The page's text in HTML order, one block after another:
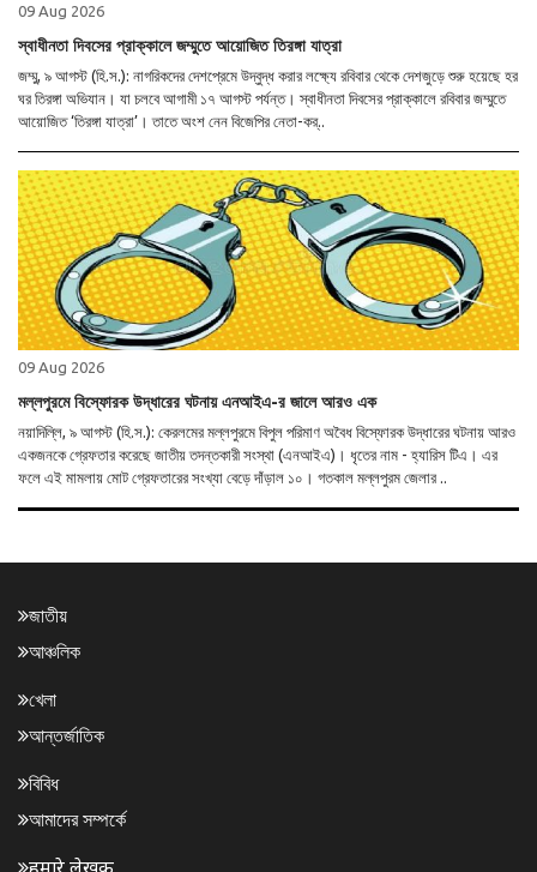
09 Aug 2026
স্বাধীনতা দিবসের প্রাক্কালে জম্মুতে আয়োজিত তিরঙ্গা যাত্রা
জম্মু, ৯ আগস্ট (হি.স.): নাগরিকদের দেশপ্রেমে উদ্বুদ্ধ করার লক্ষ্যে রবিবার থেকে দেশজুড়ে শুরু হয়েছে হর
ঘর তিরঙ্গা অভিযান। যা চলবে আগামী ১৭ আগস্ট পর্যন্ত। স্বাধীনতা দিবসের প্রাক্কালে রবিবার জম্মুতে
আয়োজিত ‘তিরঙ্গা যাত্রা’। তাতে অংশ নেন বিজেপির নেতা-কর্..
09 Aug 2026
মল্লপুরমে বিস্ফোরক উদ্ধারের ঘটনায় এনআইএ-র জালে আরও এক
নয়াদিল্লি, ৯ আগস্ট (হি.স.): কেরলমের মল্লপুরমে বিপুল পরিমাণ অবৈধ বিস্ফোরক উদ্ধারের ঘটনায় আরও
একজনকে গ্রেফতার করেছে জাতীয় তদন্তকারী সংস্থা (এনআইএ)। ধৃতের নাম - হ্যারিস টিএ। এর
ফলে এই মামলায় মোট গ্রেফতারের সংখ্যা বেড়ে দাঁড়াল ১০। গতকাল মল্লপুরম জেলার ..
জাতীয়
আঞ্চলিক
খেলা
আন্তর্জাতিক
বিবিধ
আমাদের সম্পর্কে